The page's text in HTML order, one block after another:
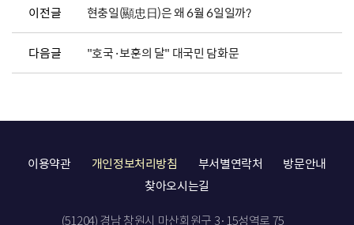
이전글 현충일(顯忠日)은 왜 6월 6일일까?
다음글 "호국·보훈의 달" 대국민 담화문
이용약관 개인정보처리방침 부서별연락처
방문안내
찾아오시는길
(51204) 경남 창원시 마산회원구 3·15성역로 75